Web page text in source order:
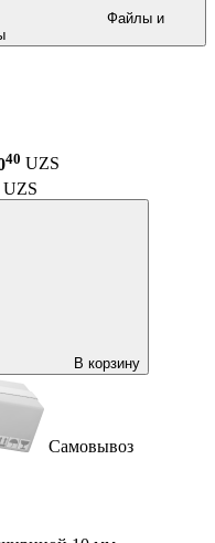
40 UZS
UZS
В корзину
Самовывоз